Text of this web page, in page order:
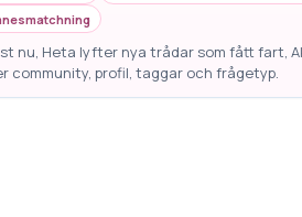
nu, Heta lyfter nya trådar som fått fart,
community, profil, taggar och frågetyp.